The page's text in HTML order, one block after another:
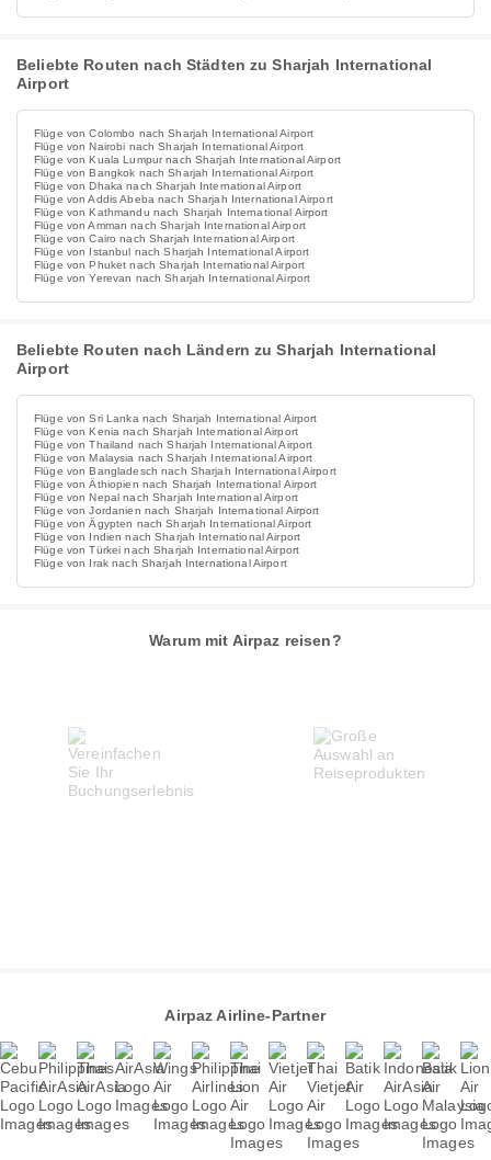
Beliebte Routen nach Städten zu Sharjah International
Airport
Flüge von Colombo nach Sharjah International Airport
Flüge von Nairobi nach Sharjah International Airport
Flüge von Kuala Lumpur nach Sharjah International Airport
Flüge von Bangkok nach Sharjah International Airport
Flüge von Dhaka nach Sharjah International Airport
Flüge von Addis Abeba nach Sharjah International Airport
Flüge von Kathmandu nach Sharjah International Airport
Flüge von Amman nach Sharjah International Airport
Flüge von Cairo nach Sharjah International Airport
Flüge von Istanbul nach Sharjah International Airport
Flüge von Phuket nach Sharjah International Airport
Flüge von Yerevan nach Sharjah International Airport
Beliebte Routen nach Ländern zu Sharjah International
Airport
Flüge von Sri Lanka nach Sharjah International Airport
Flüge von Kenia nach Sharjah International Airport
Flüge von Thailand nach Sharjah International Airport
Flüge von Malaysia nach Sharjah International Airport
Flüge von Bangladesch nach Sharjah International Airport
Flüge von Äthiopien nach Sharjah International Airport
Flüge von Nepal nach Sharjah International Airport
Flüge von Jordanien nach Sharjah International Airport
Flüge von Ägypten nach Sharjah International Airport
Flüge von Indien nach Sharjah International Airport
Flüge von Türkei nach Sharjah International Airport
Flüge von Irak nach Sharjah International Airport
Warum mit Airpaz reisen?
Airpaz Airline-Partner